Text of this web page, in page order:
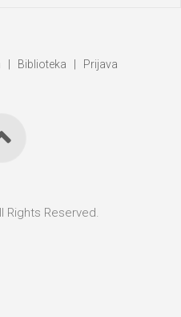
| Biblioteka | Prijava
Rights Reserved.